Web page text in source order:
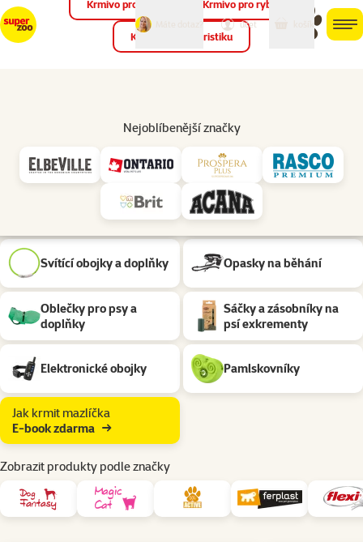
můj
účet
Krmivo pro ptáky Krmivo pro ryby
Krmivo pro teraristiku
Nejoblíbenější značky
Pomůcky pro venčení psa Materiál: Kůže
Vodítka
Obojky, psí známky a
adresáře
Náhubky
Svítící obojky a doplňky Opasky na běhání
Oblečky pro psy a
doplňky
Sáčky a zásobníky na
psí exkrementy
Elektronické obojky Pamlskovníky
Jak krmit mazlíčka
E-book zdarma
Zobrazit produkty podle značky